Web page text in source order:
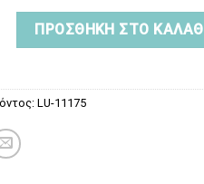
TECKEL ποσότητα
ΠΡΟΣΘΉΚΗ ΣΤΟ ΚΑΛΆΘΙ
LU-11175